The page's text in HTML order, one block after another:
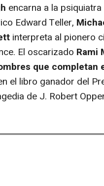
encarna a la
Edward Teller,
interpreta al pionero
El oscarizado Rami
que completan
el libro ganador del
de J. Robert